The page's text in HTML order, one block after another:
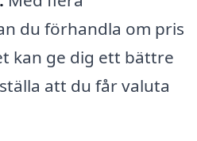
du förhandla om pris
kan ge dig ett bättre
att du får valuta